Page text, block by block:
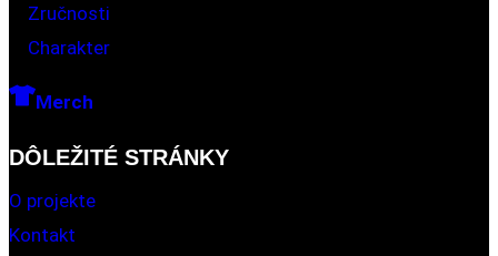
Zručnosti
Charakter
Merch
DÔLEŽITÉ STRÁNKY
O projekte
Kontakt